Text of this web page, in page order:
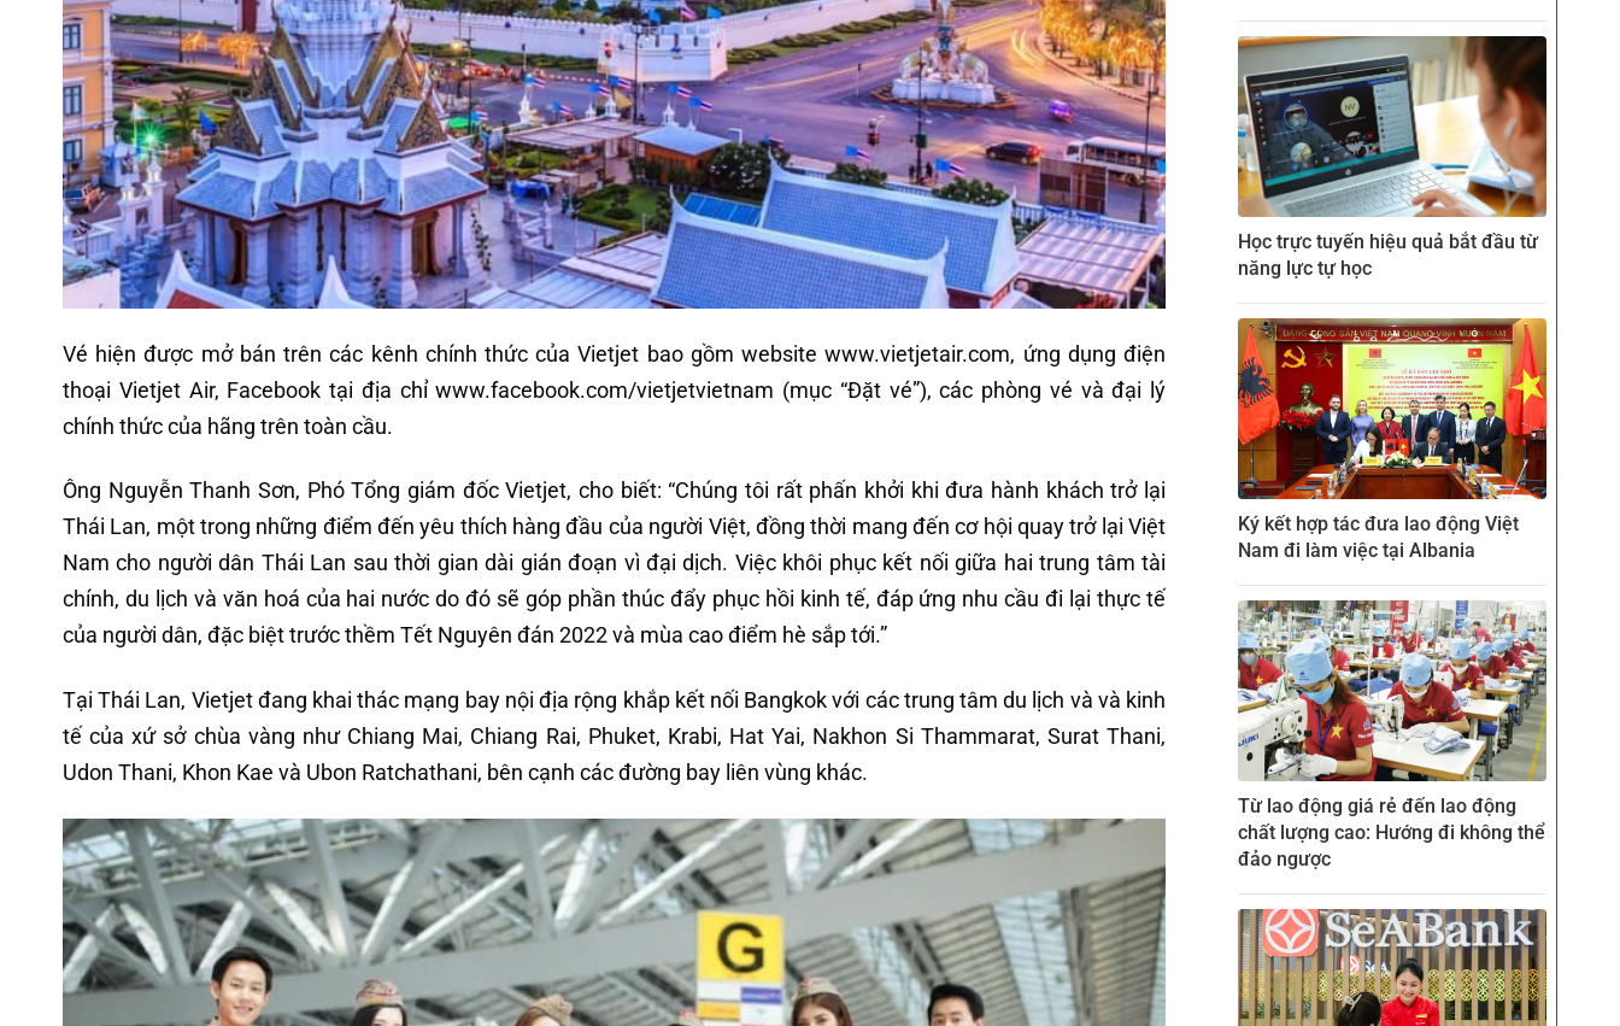
Vé hiện được mở bán trên các kênh chính thức của Vietjet bao gồm website www.vietjetair.com, ứng dụng điện
thoại Vietjet Air, Facebook tại địa chỉ www.facebook.com/vietjetvietnam (mục “Đặt vé”), các phòng vé và đại lý
chính thức của hãng trên toàn cầu.
Ông Nguyễn Thanh Sơn, Phó Tổng giám đốc Vietjet, cho biết: “Chúng tôi rất phấn khởi khi đưa hành khách trở lại
Thái Lan, một trong những điểm đến yêu thích hàng đầu của người Việt, đồng thời mang đến cơ hội quay trở lại Việt
Nam cho người dân Thái Lan sau thời gian dài gián đoạn vì đại dịch. Việc khôi phục kết nối giữa hai trung tâm tài
chính, du lịch và văn hoá của hai nước do đó sẽ góp phần thúc đẩy phục hồi kinh tế, đáp ứng nhu cầu đi lại thực tế
của người dân, đặc biệt trước thềm Tết Nguyên đán 2022 và mùa cao điểm hè sắp tới.”
Tại Thái Lan, Vietjet đang khai thác mạng bay nội địa rộng khắp kết nối Bangkok với các trung tâm du lịch và và kinh
tế của xứ sở chùa vàng như Chiang Mai, Chiang Rai, Phuket, Krabi, Hat Yai, Nakhon Si Thammarat, Surat Thani,
Udon Thani, Khon Kae và Ubon Ratchathani, bên cạnh các đường bay liên vùng khác.
Học trực tuyến hiệu quả bắt đầu từ
năng lực tự học
Ký kết hợp tác đưa lao động Việt
Nam đi làm việc tại Albania
Từ lao động giá rẻ đến lao động
chất lượng cao: Hướng đi không thể
đảo ngược